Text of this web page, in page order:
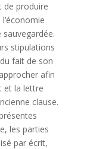
de produire
sauvegardée.
stipulations
fait de son
afin
et la lettre
clause.
les parties
par écrit,